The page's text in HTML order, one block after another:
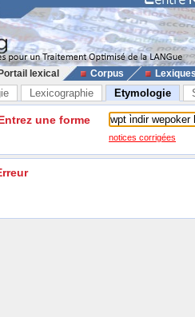
Portail lexical Corpus
Lexicographie Etymologie
une forme
notices corrigées